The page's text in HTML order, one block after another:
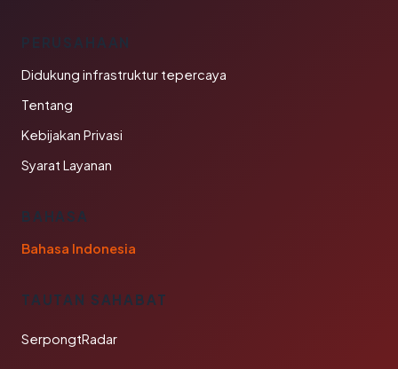
PERUSAHAAN
Didukung infrastruktur tepercaya
Tentang
Kebijakan Privasi
Syarat Layanan
BAHASA
Bahasa Indonesia
TAUTAN SAHABAT
SerpongtRadar